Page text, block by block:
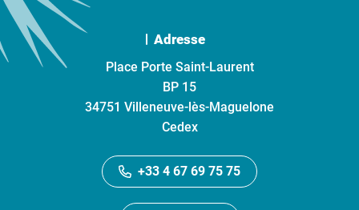
Adresse
Place Porte Saint-Laurent
BP 15
34751 Villeneuve-lès-Maguelone
Cedex
+33 4 67 69 75 75